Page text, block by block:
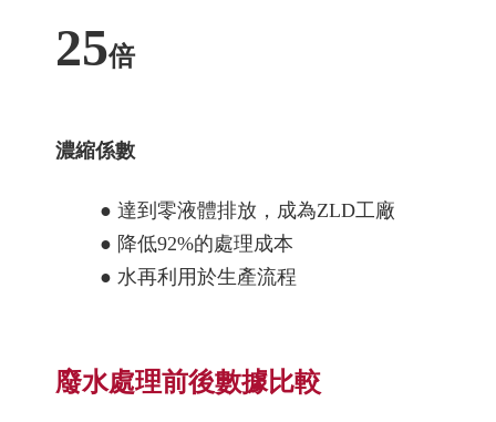
25倍
濃縮係數
● 達到零液體排放，成為ZLD工廠
● 降低92%的處理成本
廢水處理前後數據比較